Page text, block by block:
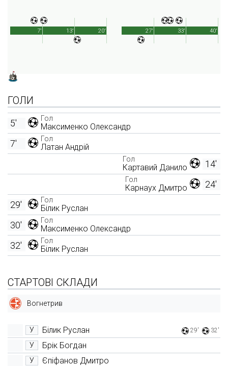
20'
7' 13' 40'
27' 33'
ГОЛИ
Гол
Максименко Олександр
5'
Гол
Латан Андрій
7'
14'
Гол
Картавий Данило
24'
Гол
Карнаух Дмитро
Гол
Білик Руслан
29'
Гол
Максименко Олександр
30'
Гол
Білик Руслан
32'
СТАРТОВІ СКЛАДИ
Вогнетрив
У Білик Руслан 29' 32'
У Брік Богдан
У
Єпіфанов Дмитро